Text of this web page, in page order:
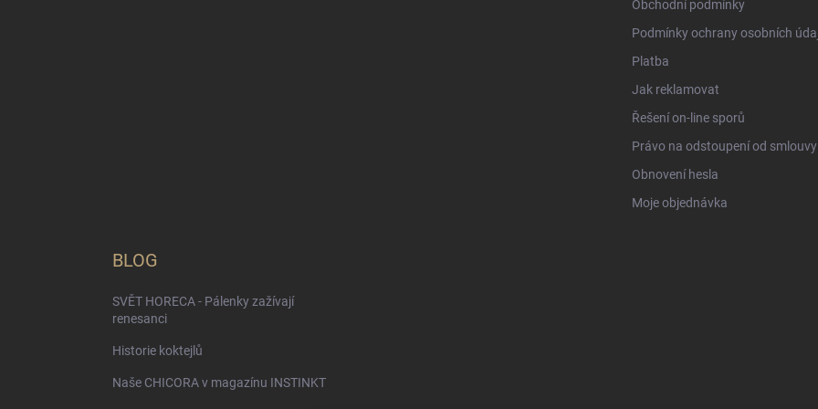
Obchodní podmínky
Podmínky ochrany osobních
Platba
Jak reklamovat
Řešení on-line sporů
Právo na odstoupení od smlouvy
Obnovení hesla
Moje objednávka
BLOG
SVĚT HORECA - Pálenky zažívají
renesanci
Historie koktejlů
Naše CHICORA v magazínu INSTINKT